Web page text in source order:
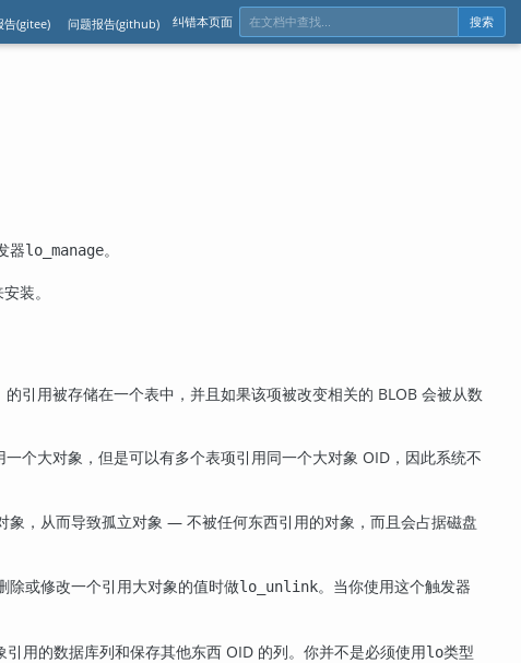
告(gitee) 问题报告(github) 纠错本页面 搜索
器lo_manage。
装。
引用被存储在一个表中，并且如果该项被改变相关的 BLOB 会被从数
个大对象，但是可以有多个表项引用同一个大对象 OID，因此系统不
象，从而导致孤立对象 — 不被任何东西引用的对象，而且会占据磁盘
除或修改一个引用大对象的值时做lo_unlink。当你使用这个触发器
用的数据库列和保存其他东西 OID 的列。你并不是必须使用lo类型